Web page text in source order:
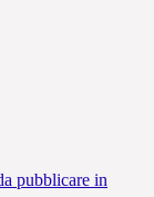
pubblicare in